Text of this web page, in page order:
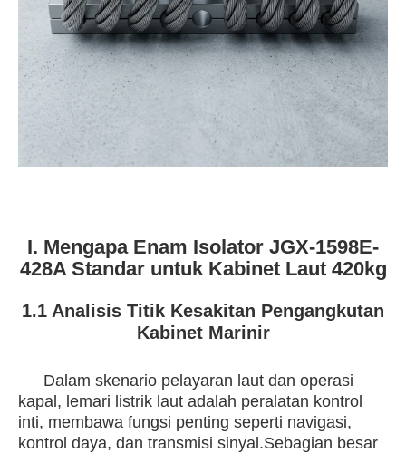
I. Mengapa Enam Isolator JGX-1598E-
428A Standar untuk Kabinet Laut 420kg
1.1 Analisis Titik Kesakitan Pengangkutan
Kabinet Marinir
Dalam skenario pelayaran laut dan operasi
kapal, lemari listrik laut adalah peralatan kontrol
inti, membawa fungsi penting seperti navigasi,
kontrol daya, dan transmisi sinyal.Sebagian besar